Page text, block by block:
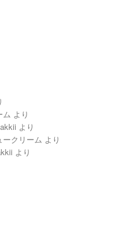
ム より
より
ークリーム より
より